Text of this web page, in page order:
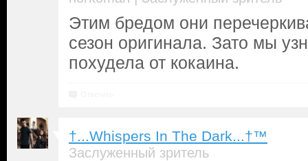
Этим бредом они
сезон оригинала. Зато мы
похудела от кокаина.
†...Whispers In The Dark...†™
Заслуженный зритель